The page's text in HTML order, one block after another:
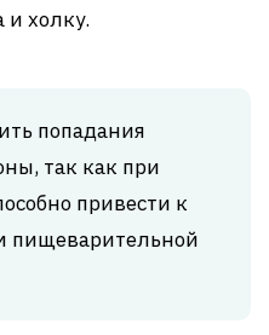
и холку.
попадания
так как при
привести к